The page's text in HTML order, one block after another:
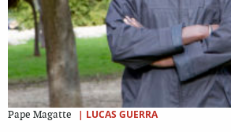
Pape Magatte | LUCAS GUERRA